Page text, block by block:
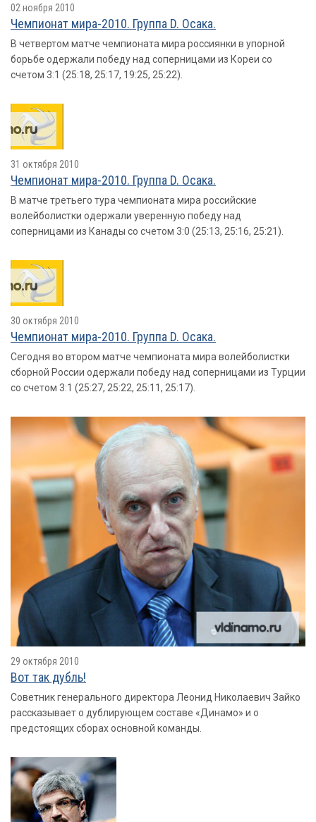
02 ноября 2010
Чемпионат мира-2010. Группа D. Осака.
В четвертом матче чемпионата мира россиянки в упорной
борьбе одержали победу над соперницами из Кореи со
счетом 3:1 (25:18, 25:17, 19:25, 25:22).
31 октября 2010
Чемпионат мира-2010. Группа D. Осака.
В матче третьего тура чемпионата мира российские
волейболистки одержали уверенную победу над
соперницами из Канады со счетом 3:0 (25:13, 25:16, 25:21).
30 октября 2010
Чемпионат мира-2010. Группа D. Осака.
Сегодня во втором матче чемпионата мира волейболистки
сборной России одержали победу над соперницами из Турции
со счетом 3:1 (25:27, 25:22, 25:11, 25:17).
29 октября 2010
Вот так дубль!
Советник генерального директора Леонид Николаевич Зайко
рассказывает о дублирующем составе «Динамо» и о
предстоящих сборах основной команды.